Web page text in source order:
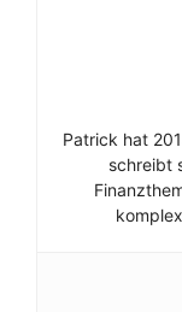
Patrick hat
schreibt